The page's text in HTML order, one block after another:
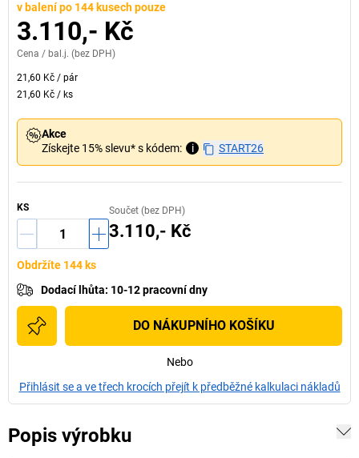
v balení po 144 kusech pouze
3.110,- Kč
Cena / bal.j. (bez DPH)
21,60 Kč / pár
21,60 Kč / ks
Akce
Získejte 15% slevu* s kódem:
i START26
KS Součet (bez DPH)
3.110,- Kč
Obdržíte 144 ks
Dodací lhůta: 10-12 pracovní dny
DO NÁKUPNÍHO KOŠÍKU
Nebo
Přihlásit se a ve třech krocích přejít k předběžné kalkulaci nákladů
Popis výrobku